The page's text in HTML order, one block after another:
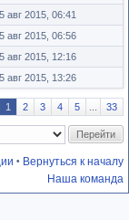
авг 2015, 06:41
авг 2015, 06:56
авг 2015, 12:16
авг 2015, 13:26
1 2 3 4 5 33
• Вернуться к началу
Наша команда